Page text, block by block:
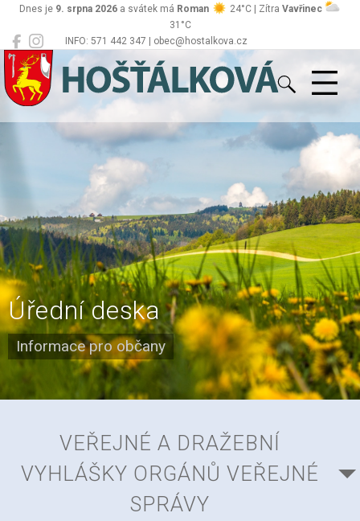
INFO: 571 442 347 | obec@hostalkova.cz
Dnes je 9. srpna 2026 a svátek má Roman 24°C | Zítra Vavřinec
31°C
Hošťálková
Úřední deska
Informace pro občany
VEŘEJNÉ A DRAŽEBNÍ
VYHLÁŠKY ORGÁNŮ VEŘEJNÉ
SPRÁVY